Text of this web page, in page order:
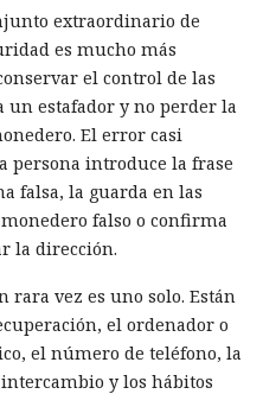
extraordinario de
es mucho más
el control de las
un estafador y no perder la
El error casi
persona introduce la frase
falsa, la guarda en las
falso o confirma
la dirección.
rara vez es uno solo. Están
el ordenador o
el número de teléfono, la
y los hábitos